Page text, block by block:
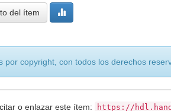
del ítem
copyright, con todos los derechos
o enlazar este ítem: https://